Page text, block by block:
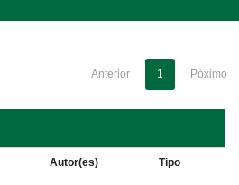
Anterior 1 Póximo
Autor(es) Tipo